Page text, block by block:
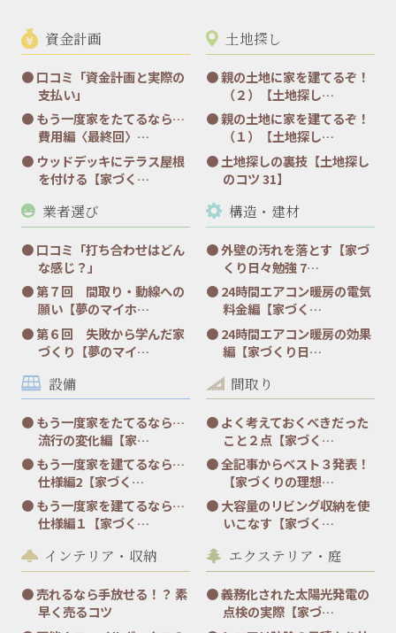
資金計画
口コミ「資金計画と実際の
支払い」
もう一度家をたてるなら…
費用編〈最終回〉…
ウッドデッキにテラス屋根
を付ける【家づく…
土地探し
親の土地に家を建てるぞ！
（２）【土地探し…
親の土地に家を建てるぞ！
（１）【土地探し…
土地探しの裏技【土地探し
のコツ 31】
業者選び
口コミ「打ち合わせはどん
な感じ？」
第７回 間取り・動線への
願い【夢のマイホ…
第６回 失敗から学んだ家
づくり【夢のマイ…
構造・建材
外壁の汚れを落とす【家づ
くり日々勉強 7…
24時間エアコン暖房の電気
料金編【家づく…
24時間エアコン暖房の効果
編【家づくり日…
設備
もう一度家をたてるなら…
流行の変化編【家…
もう一度家を建てるなら…
仕様編2【家づく…
もう一度家を建てるなら…
仕様編１【家づく…
間取り
よく考えておくべきだった
こと２点【家づく…
全記事からベスト３発表！
【家づくりの理想…
大容量のリビング収納を使
いこなす【家づく…
インテリア・収納
売れるなら手放せる！？ 素
早く売るコツ
エクステリア・庭
義務化された太陽光発電の
点検の実際【家づ…